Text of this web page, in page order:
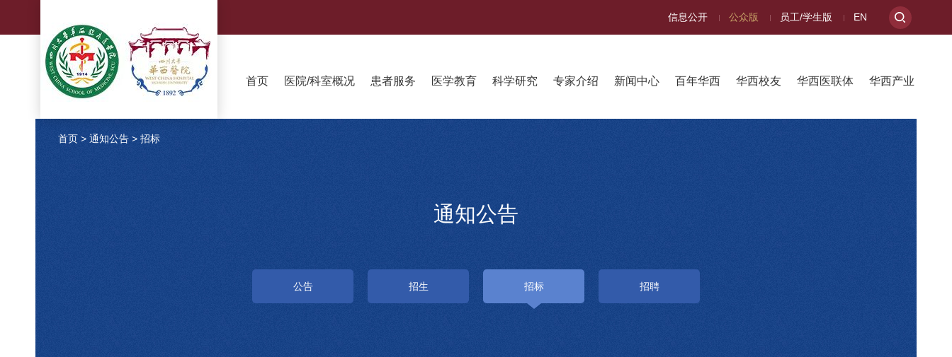
信息公开 公众版 员工/学生版 EN
首页 医院/科室概况 患者服务 医学教育 科学研究 专家介绍 新闻中心 百年华西 华西校友 华西医联体 华西产业
首页 > 通知公告 > 招标
通知公告
公告 招生 招标 招聘